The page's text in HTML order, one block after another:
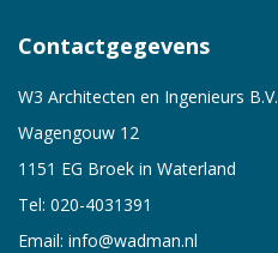
Contactgegevens
W3 Architecten en Ingenieurs B.V.
Wagengouw 12
1151 EG Broek in Waterland
Tel: 020-4031391
Email: info@wadman.nl